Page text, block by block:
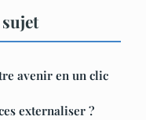
avenir en un clic
externaliser ?